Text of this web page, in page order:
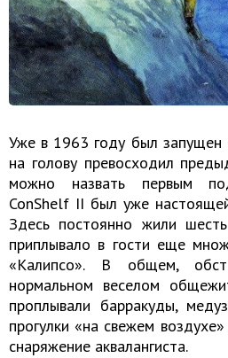
Уже в 1963 году был запущен
на голову превосходил
можно назвать первым
ConShelf II был уже
Здесь постоянно жили
приплывало в гости еще
«Калипсо». В общем,
нормальном веселом
проплывали барракуды,
прогулки «на свежем
снаряжение аквалангиста.